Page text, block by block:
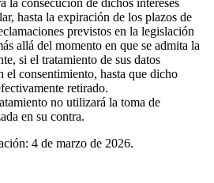
hasta la expiración de los plazos de
previstos en la legislación
allá del momento en que se admita la
si el tratamiento de sus datos
el consentimiento, hasta que dicho
retirado.
no utilizará la toma de
en su contra.
4 de marzo de 2026.